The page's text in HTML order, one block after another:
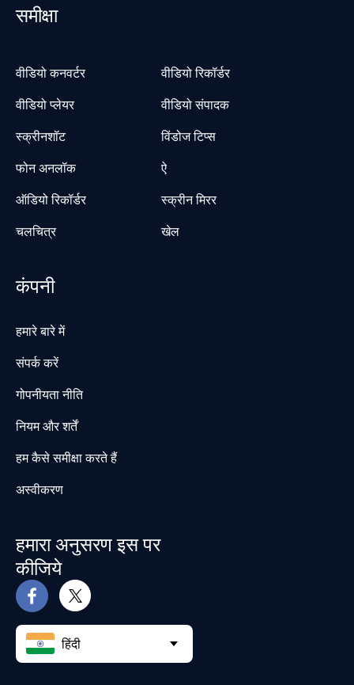
समीक्षा
वीडियो कनवर्टर
वीडियो रिकॉर्डर
वीडियो प्लेयर
वीडियो संपादक
स्क्रीनशॉट
विंडोज टिप्स
फोन अनलॉक
ऐ
ऑडियो रिकॉर्डर
स्क्रीन मिरर
चलचित्र
खेल
कंपनी
हमारे बारे में
संपर्क करें
गोपनीयता नीति
नियम और शर्तें
हम कैसे समीक्षा करते हैं
अस्वीकरण
हमारा अनुसरण इस पर
कीजिये
हिंदी